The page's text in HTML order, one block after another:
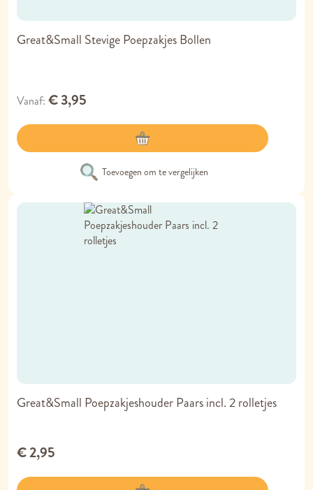
Great&Small Stevige Poepzakjes Bollen
Vanaf € 3,95
Toevoegen om te vergelijken
Great&Small Poepzakjeshouder Paars incl. 2 rolletjes
€ 2,95